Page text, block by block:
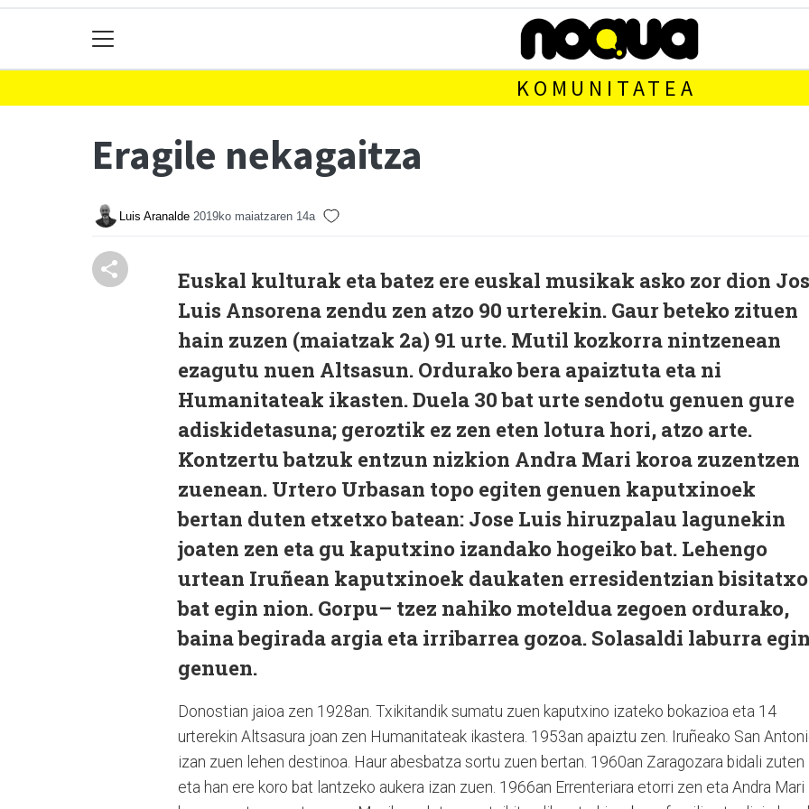
KOMUNITATEA
Eragile nekagaitza
Luis Aranalde 2019ko maiatzaren 14a
Euskal kulturak eta batez ere euskal musikak asko zor dion
Luis Ansorena zendu zen atzo 90 urterekin. Gaur beteko zituen
hain zuzen (maiatzak 2a) 91 urte. Mutil kozkorra nintzenean
ezagutu nuen Altsasun. Ordurako bera apaiztuta eta ni
Humanitateak ikasten. Duela 30 bat urte sendotu genuen gure
adiskidetasuna; geroztik ez zen eten lotura hori, atzo arte.
Kontzertu batzuk entzun nizkion Andra Mari koroa zuzentzen
zuenean. Urtero Urbasan topo egiten genuen kaputxinoek
bertan duten etxetxo batean: Jose Luis hiruzpalau lagunekin
joaten zen eta gu kaputxino izandako hogeiko bat. Lehengo
urtean Iruñean kaputxinoek daukaten erresidentzian bisitatxo
bat egin nion. Gorpu– tzez nahiko moteldua zegoen ordurako,
baina begirada argia eta irribarrea gozoa. Solasaldi laburra
genuen.
Donostian jaioa zen 1928an. Txikitandik sumatu zuen kaputxino izateko bokazioa eta 14
urterekin Altsasura joan zen Humanitateak ikastera. 1953an apaiztu zen. Iruñeako San
izan zuen lehen destinoa. Haur abesbatza sortu zuen bertan. 1960an Zaragozara bidali zuten
eta han ere koro bat lantzeko aukera izan zuen. 1966an Errenteriara etorri zen eta Andra Mari